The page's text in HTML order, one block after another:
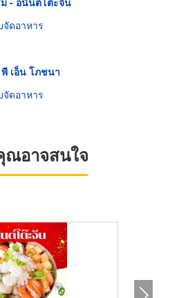
จัดอาหาร
เอ็น โภชนา
จัดอาหาร
อาจสนใจ